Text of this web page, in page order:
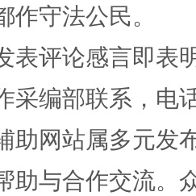
作守法公民。
表评论感言即表
采编部联系，电
助网站属多元发
助与合作交流。